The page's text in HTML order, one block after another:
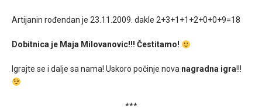
Artijanin rođendan je 23.11.2009. dakle 2+3+1+1+2+0+0+9=18
Dobitnica je Maja Milovanovic!!! Čestitamo!
Igrajte se i dalje sa nama! Uskoro počinje nova nagradna igra!!!
***